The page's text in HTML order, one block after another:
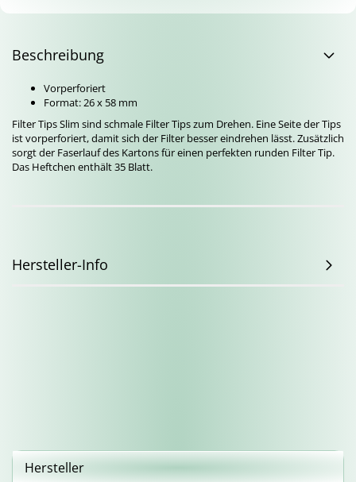
Beschreibung
Vorperforiert
Format: 26 x 58 mm
Filter Tips Slim sind schmale Filter Tips zum Drehen. Eine Seite der Tips
ist vorperforiert, damit sich der Filter besser eindrehen lässt. Zusätzlich
sorgt der Faserlauf des Kartons für einen perfekten runden Filter Tip.
Das Heftchen enthält 35 Blatt.
Hersteller-Info
Hersteller